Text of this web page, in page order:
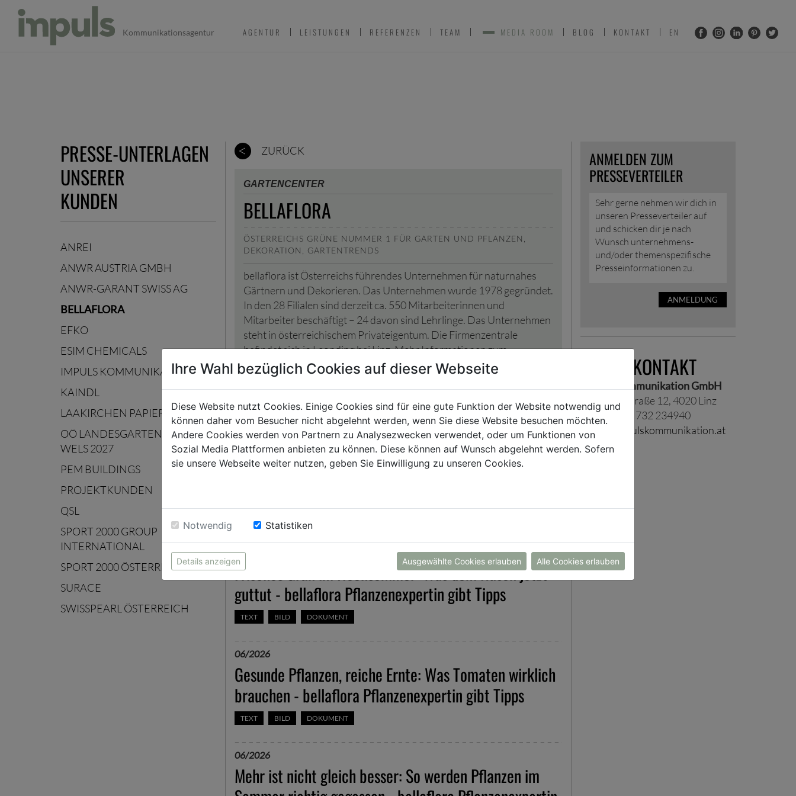
Kommunikationsagentur AGENTUR LEISTUNGEN REFERENZEN TEAM MEDIA ROOM BLOG KONTAKT EN
PRESSE-UNTERLAGEN
UNSERER
KUNDEN
ANREI
ANWR AUSTRIA GMBH
ANWR-GARANT SWISS AG
BELLAFLORA
EFKO
ESIM CHEMICALS
IMPULS KOMMUNIKATION
KAINDL
LAAKIRCHEN PAPIER
OÖ LANDESGARTENSCHAU
WELS 2027
PEM BUILDINGS
PROJEKTKUNDEN
QSL
SPORT 2000 GROUP
INTERNATIONAL
SPORT 2000 ÖSTERREICH
SURACE
SWISSPEARL ÖSTERREICH
ZURÜCK
GARTENCENTER
BELLAFLORA
ÖSTERREICHS GRÜNE NUMMER 1 FÜR GARTEN UND PFLANZEN,
DEKORATION, GARTENTRENDS
bellaflora ist Österreichs führendes Unternehmen für naturnahes
Gärtnern und Dekorieren. Das Unternehmen wurde 1978 gegründet.
In den 28 Filialen sind derzeit ca. 550 Mitarbeiterinnen und
Mitarbeiter beschäftigt – 24 davon sind Lehrlinge. Das Unternehmen
steht in österreichischem Privateigentum. Die Firmenzentrale
befindet sich in Leonding bei Linz. Mehr Informationen zum
Unternehmen unter: www.bellaflora.at
www.bellaflora.at
PRESSEAUSSENDUNGEN
07/2026
Frisches Grün im Hochsommer: Was dem Rasen jetzt
guttut - bellaflora Pflanzenexpertin gibt Tipps
TEXT BILD DOKUMENT
06/2026
Gesunde Pflanzen, reiche Ernte: Was Tomaten wirklich
brauchen - bellaflora Pflanzenexpertin gibt Tipps
TEXT BILD DOKUMENT
06/2026
Mehr ist nicht gleich besser: So werden Pflanzen im
ANMELDEN ZUM
PRESSEVERTEILER
Sehr gerne nehmen wir dich in
unseren Presseverteiler auf
und schicken dir je nach
Wunsch unternehmens-
und/oder themenspezifische
Presseinformationen zu.
ANMELDUNG
PRESSEKONTAKT
Impuls Kommunikation GmbH
Scharitzerstraße 12, 4020 Linz
Telefon +43 732 234940
office@impulskommunikation.at
Ihre Wahl bezüglich Cookies auf dieser Webseite
Diese Website nutzt Cookies. Einige Cookies sind für eine gute Funktion der Website notwendig und
können daher vom Besucher nicht abgelehnt werden, wenn Sie diese Website besuchen möchten.
Andere Cookies werden von Partnern zu Analysezwecken verwendet, oder um Funktionen von
Sozial Media Plattformen anbieten zu können. Diese können auf Wunsch abgelehnt werden. Sofern
sie unsere Webseite weiter nutzen, geben Sie Einwilligung zu unseren Cookies.
Notwendig Statistiken
Details anzeigen Ausgewählte Cookies erlauben Alle Cookies erlauben